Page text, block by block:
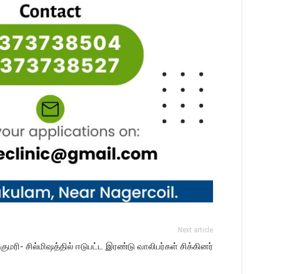
Next article
குமரி- சில்மிஷத்தில் ஈடுபட்ட இரண்டு வாலிபர்கள் சிக்கினர்